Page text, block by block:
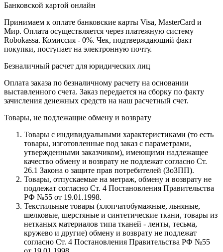
Банковской картой онлайн
Принимаем к оплате банковские карты Visa, MasterCard и
Мир. Оплата осуществляется через платежную систему
Robokassa. Комиссия - 0%. Чек, подтверждающий факт
покупки, поступает на электронную почту.
Безналичный расчет для юридических лиц
Оплата заказа по безналичному расчету на основании
выставленного счета. Заказ передается на сборку по факту
зачисления денежных средств на наш расчетный счет.
Товары, не подлежащие обмену и возврату
Товары с индивидуальными характеристиками (то есть
товары, изготовленные под заказ с параметрами,
утвержденными заказчиком), имеющими надлежащее
качество обмену и возврату не подлежат согласно Ст.
26.1 Закона о защите прав потребителей (ЗоЗПП).
Товары, отпускаемые на метраж, обмену и возврату не
подлежат согласно Ст. 4 Постановления Правительства
РФ №55 от 19.01.1998.
Текстильные товары (хлопчатобумажные, льняные,
шелковые, шерстяные и синтетические ткани, товары из
нетканых материалов типа тканей - ленты, тесьма,
кружево и другие) обмену и возврату не подлежат
согласно Ст. 4 Постановления Правительства РФ №55